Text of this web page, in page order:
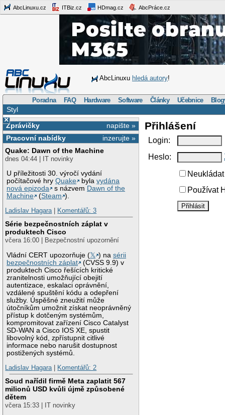
AbcLinuxu.cz ITBiz.cz HDmag.cz AbcPráce.cz
AbcLinuxu hledá autory!
Poradna FAQ Hardware Software Články Učebnice
Styl
×
napište »
Zprávičky
inzerujte »
Pracovní nabídky
Quake: Dawn of the Machine
dnes 04:44 | IT novinky
U příležitosti 30. výročí vydání
počítačové hryQuake bylavydána
nová epizoda
s názvem Dawn of the
Machine
(Steam ).
Ladislav Hagara| Komentářů: 3
Série bezpečnostních záplat v
produktech Cisco
včera 16:00 | Bezpečnostní upozornění
Vládní CERT upozorňuje (𝕏 ) nasérii
bezpečnostních záplat
(CVSS 9.9) v
produktech Cisco řešících kritické
zranitelnosti umožňující obejití
autentizace, eskalaci oprávnění,
vzdálené spuštění kódu a odepření
služby. Úspěšné zneužití může
útočníkům umožnit získat neoprávněný
přístup k dotčeným systémům,
kompromitovat zařízení Cisco Catalyst
SD-WAN a Cisco IOS XE, spustit
libovolný kód, zpřístupnit citlivé
informace nebo narušit dostupnost
postižených systémů.
Ladislav Hagara| Komentářů: 2
Soud nařídil firmě Meta zaplatit 567
milionů USD kvůli újmě způsobené
dětem
včera 15:33 | IT novinky
Přihlášení
Login:
Heslo:
Používat